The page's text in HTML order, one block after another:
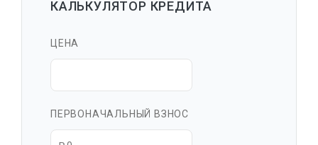
КАЛЬКУЛЯТОР КРЕДИТА
ЦЕНА
ПЕРВОНАЧАЛЬНЫЙ ВЗНОС